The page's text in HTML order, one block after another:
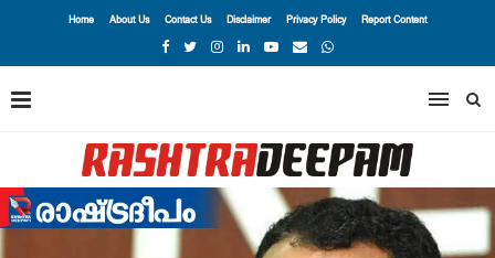
Home About Us Contact Us Disclaimer Privacy Policy Report Content